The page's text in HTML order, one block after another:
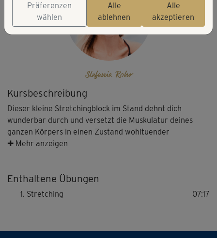
Kursbeschreibung
Dieser kleine Stretchingblock im Stand dehnt dich
wunderbar durch und versetzt die Muskulatur deines
ganzen Körpers in einen Zustand wohltuender
Entspannung. Nimm deine Atmung dabei immer in die
✚ Mehr anzeigen
Enthaltene Übungen
Stretching 07:17
Stefanie Rohr
Präferenzen
wählen
Alle
ablehnen
Alle
akzeptieren